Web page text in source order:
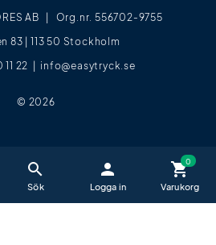
oss / FAQ close
AB | Org.nr. 556702-9755
83 | 113 50 Stockholm
22 | info@easytryck.se
© 2026
search person shopping_cart